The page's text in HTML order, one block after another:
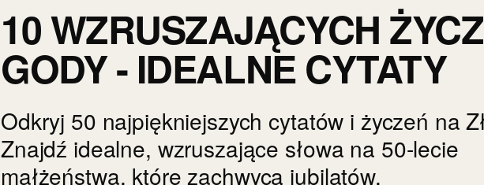
10 WZRUSZAJĄCYCH
GODY - IDEALNE CYTATY
Odkryj 50 najpiękniejszych cytatów i życzeń na
Znajdź idealne, wzruszające słowa na 50-lecie
małżeństwa, które zachwycą jubilatów.